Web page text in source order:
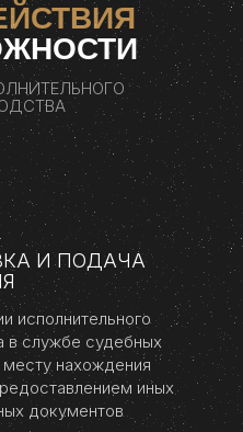
И ПОДАЧА
исполнительного
в службе судебных
месту нахождения
иных
документов